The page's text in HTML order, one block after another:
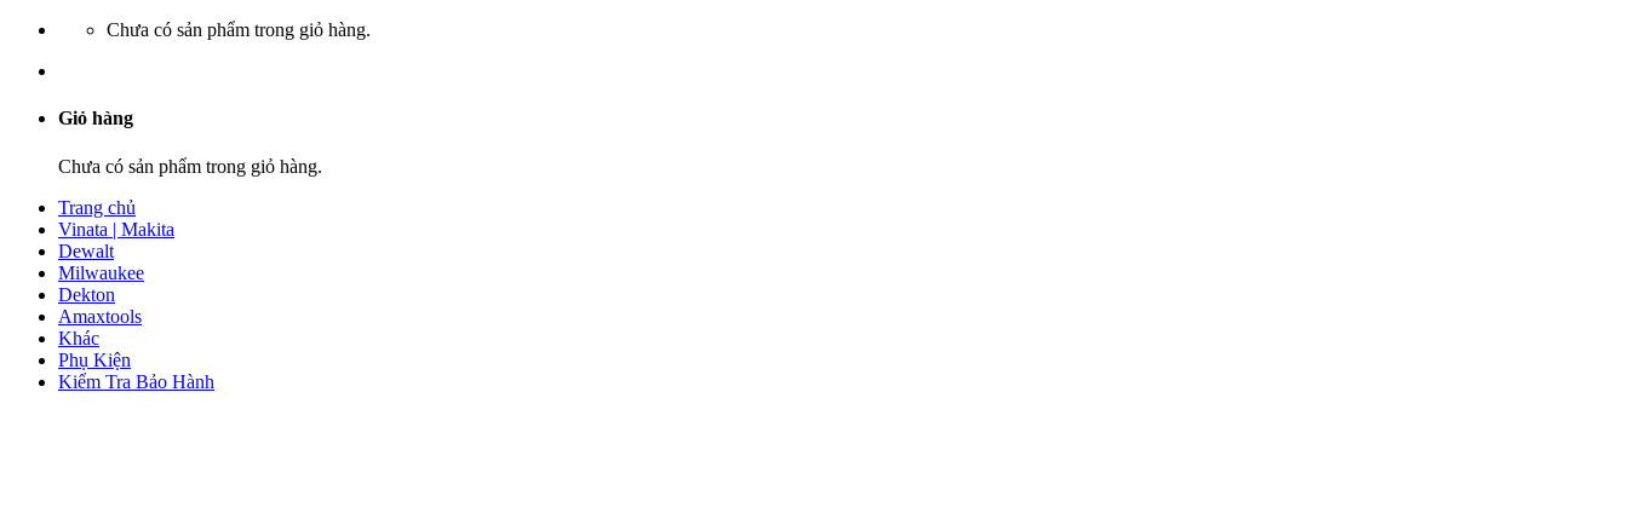
Chưa có sản phẩm trong giỏ hàng.
Giỏ hàng
Chưa có sản phẩm trong giỏ hàng.
Trang chủ
Vinata | Makita
Dewalt
Milwaukee
Dekton
Amaxtools
Khác
Phụ Kiện
Kiểm Tra Bảo Hành